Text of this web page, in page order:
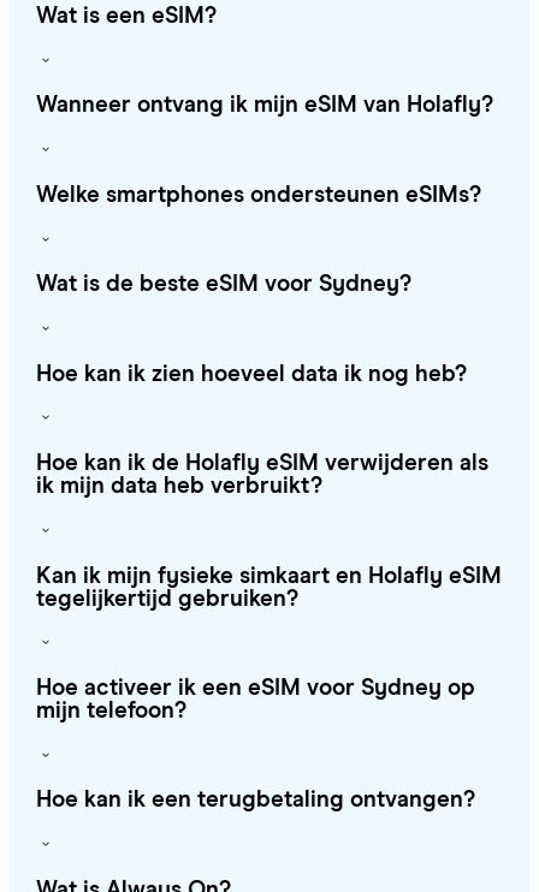
Wat is een eSIM?
Wanneer ontvang ik mijn eSIM van Holafly?
Welke smartphones ondersteunen eSIMs?
Wat is de beste eSIM voor Sydney?
Hoe kan ik zien hoeveel data ik nog heb?
Hoe kan ik de Holafly eSIM verwijderen als
ik mijn data heb verbruikt?
Kan ik mijn fysieke simkaart en Holafly eSIM
tegelijkertijd gebruiken?
Hoe activeer ik een eSIM voor Sydney op
mijn telefoon?
Hoe kan ik een terugbetaling ontvangen?